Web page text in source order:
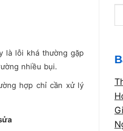
là lỗi khá thường gặp
nhiều bụi.
hợp chỉ cần xử lý